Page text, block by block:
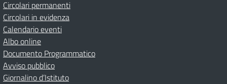
Circolari permanenti
Circolari in evidenza
Calendario eventi
Albo online
Documento Programmatico
Avviso pubblico
Giornalino d’Istituto